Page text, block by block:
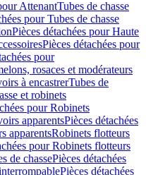
AttenantTubes de chasse
pour Tubes de chasse
Pièces détachées pour Haute
Pièces détachées pour
pour
rosaces et modérateurs
à encastrerTubes de
et robinets
pour Robinets
apparentsPièces détachées
apparentsRobinets flotteurs
pour Robinets flotteurs
de chassePièces détachées
Pièces détachées